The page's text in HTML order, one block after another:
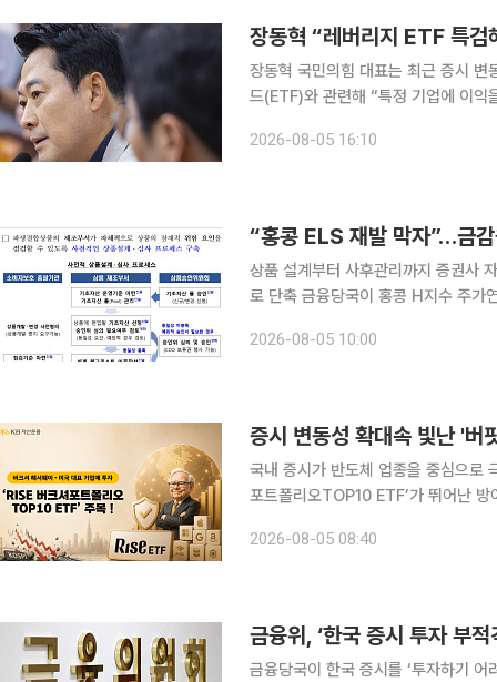
장동혁 “레버리지 ETF 특검
장동혁 국민의힘 대표는 최근 증시 변
드(ETF)와 관련해 “특정 기업에 이익
을 통해서 실체를 밝혀야 한다”며 이
2026-08-05 16:10
“홍콩 ELS 재발 막자”…금
상품 설계부터 사후관리까지 증권사
로 단축 금융당국이 홍콩 H지수 주가연계증권(ELS) 투자자 손실 사태 재발을 막기 위해 파생결합상
안이 핵심이다. 금융감독원
2026-08-05 10:00
국내 증시가 반도체 업종을 중심으로
포트폴리오TOP10 ETF’가 뛰어난
서웨이가 미국 증권거래위원회(SEC)
2026-08-05 08:40
금융위, ‘한국 증시 투자 부
금융당국이 한국 증시를 ‘투자하기